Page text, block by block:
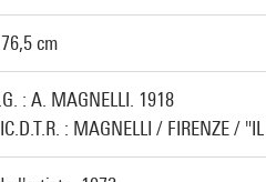
cm
: A. MAGNELLI. 1918
: MAGNELLI / FIRENZE /